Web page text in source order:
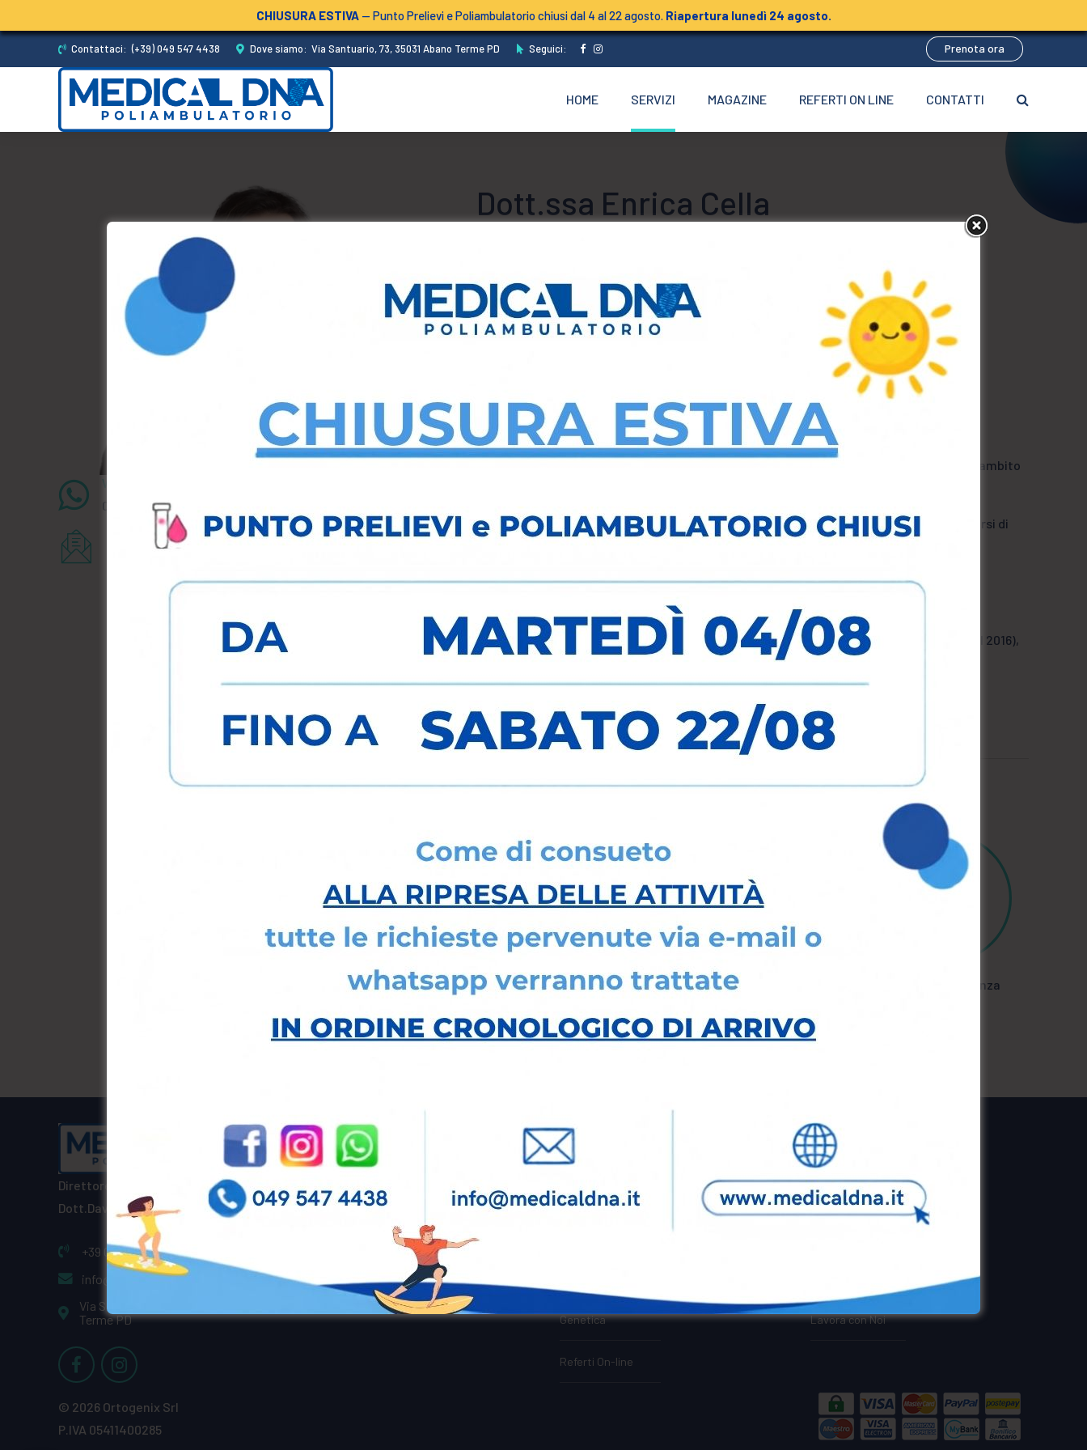
CHIUSURA ESTIVA— Punto Prelievi e Poliambulatorio chiusi dal 4 al 22 agosto. Riapertura lunedì 24 agosto.
Contattaci: (+39) 049 547 4438 Dove siamo: Via Santuario, 73, 35031 Abano Terme PD Seguici: Prenota ora
HOME SERVIZI MAGAZINE REFERTI ON LINE CONTATTI
Whatsapp
0495474438
Dott.ssa Enrica Cella
Aree di competenza
Specialista per i test genetici:
spiegare in modo semplice come funziona il percorso e cosa aspettarsi dal referto
Esperienza e percorso
(Università degli Studi di Padova, 2008), con tesi sperimentale in ambito
Nel 2024 ha conseguito unMaster in Genetica Clinica, approfondendo i principali percorsi di
Nel corso degli anni ha maturato esperienza in:
Farmacie del territorio (2008–2012), con mansioni gestionali e commerciali
Promozione scientifica e dispositivi medici (2012–2016), con Diagnostica sul DNA (dal 2016),
con ruoli di responsabilità commerciale e territoriale
Marinese(Marina di Ginosa, TA).
1
Laurea in Farmacia
1
Master in Genetica
10+
Anni di Esperienza
Direttore Sanitario
Dott.Davide Ranaldo
+39 049 547 4438
info@medicaldna.it
Via Santuario, 73, 35031 Abano
Terme PD
© 2026 Ortogenix Srl
P.IVA 05411400285
Orari
PUNTO PRELIEVI:
Prelievi ore 7:30 – 9:30
Ritiro referti ore 9:30 – 11:00
Visite Specialistiche solo su
prenotazione
Servizi
Contatti
Genetica
Referti On-line
Informazioni
Istruzioni Campioni
Lavora con Noi